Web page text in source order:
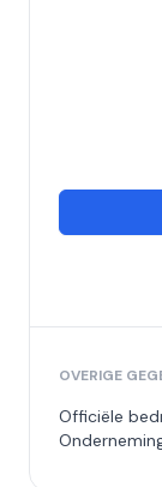
OVERIGE
Officiële